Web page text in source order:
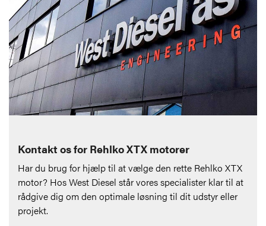
Kontakt os for Rehlko XTX motorer
Har du brug for hjælp til at vælge den rette Rehlko XTX
motor? Hos West Diesel står vores specialister klar til at
rådgive dig om den optimale løsning til dit udstyr eller
projekt.